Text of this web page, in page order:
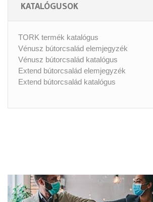
KATALÓGUSOK
TORK termék katalógus
Vénusz bútorcsalád elemjegyzék
Vénusz bútorcsalád katalógus
Extend bútorcsalád elemjegyzék
Extend bútorcsalád katalógus